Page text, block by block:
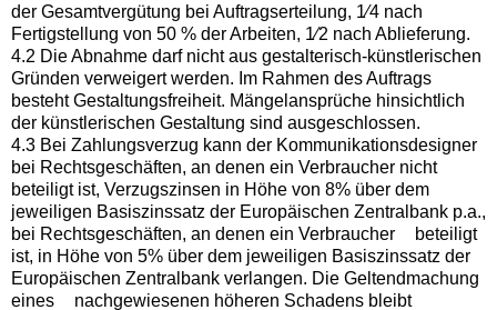
der Gesamtvergütung bei Auftragserteilung, 1⁄4 nach
Fertigstellung von 50 % der Arbeiten, 1⁄2 nach Ablieferung.
4.2 Die Abnahme darf nicht aus gestalterisch-künstlerischen
Gründen verweigert werden. Im Rahmen des Auftrags
besteht Gestaltungsfreiheit. Mängelansprüche hinsichtlich
der künstlerischen Gestaltung sind ausgeschlossen.
4.3 Bei Zahlungsverzug kann der Kommunikationsdesigner
bei Rechtsgeschäften, an denen ein Verbraucher nicht
beteiligt ist, Verzugszinsen in Höhe von 8% über dem
jeweiligen Basiszinssatz der Europäischen Zentralbank p.a.,
bei Rechtsgeschäften, an denen ein Verbraucher beteiligt
ist, in Höhe von 5% über dem jeweiligen Basiszinssatz der
Europäischen Zentralbank verlangen. Die Geltendmachung
eines nachgewiesenen höheren Schadens bleibt